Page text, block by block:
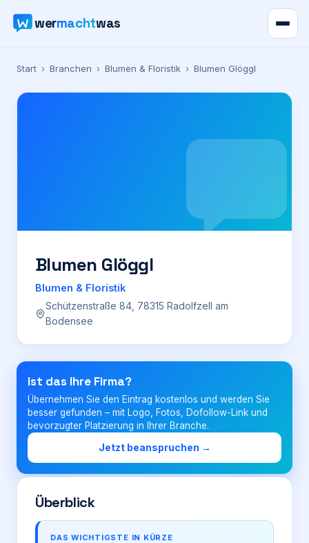
wermachtwas
Verzeichnis
Karte
Preise
Für Firmen
Login
Firma eintragen
Start › Branchen › Blumen & Floristik › Blumen Glöggl
Blumen Glöggl
Blumen & Floristik
Schützenstraße 84, 78315 Radolfzell am
Bodensee
Ist das Ihre Firma?
Übernehmen Sie den Eintrag kostenlos und werden Sie
besser gefunden – mit Logo, Fotos, Dofollow-Link und
bevorzugter Platzierung in Ihrer Branche.
Jetzt beanspruchen →
Überblick
DAS WICHTIGSTE IN KÜRZE